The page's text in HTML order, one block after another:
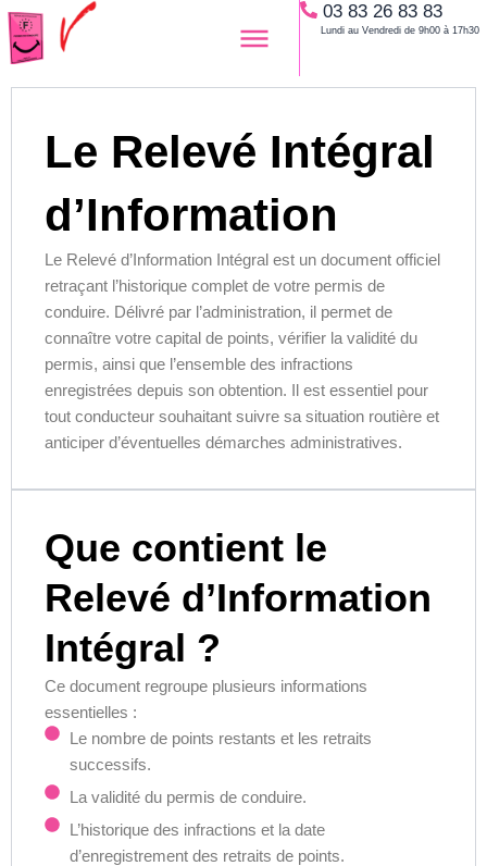
Aller
au
contenu
03 83 26 83 83
Lundi au Vendredi de 9h00 à 17h30
Le Relevé Intégral
d’Information
Le Relevé d’Information Intégral est un document officiel
retraçant l’historique complet de votre permis de
conduire. Délivré par l’administration, il permet de
connaître votre capital de points, vérifier la validité du
permis, ainsi que l’ensemble des infractions
enregistrées depuis son obtention. Il est essentiel pour
tout conducteur souhaitant suivre sa situation routière et
anticiper d’éventuelles démarches administratives.
Que contient le
Relevé d’Information
Intégral ?
Ce document regroupe plusieurs informations
essentielles :
Le nombre de points restants et les retraits
successifs.
La validité du permis de conduire.
L’historique des infractions et la date
d’enregistrement des retraits de points.